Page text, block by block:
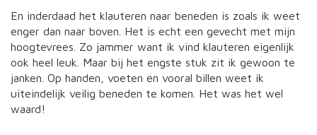
En inderdaad het klauteren naar beneden is zoals ik weet
enger dan naar boven. Het is echt een gevecht met mijn
hoogtevrees. Zo jammer want ik vind klauteren eigenlijk
ook heel leuk. Maar bij het engste stuk zit ik gewoon te
janken. Op handen, voeten en vooral billen weet ik
uiteindelijk veilig beneden te komen. Het was het wel
waard!